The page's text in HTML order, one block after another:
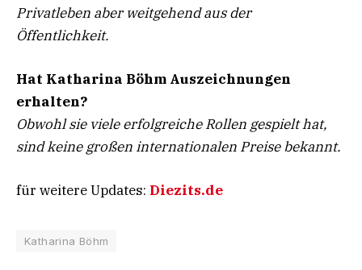
Privatleben aber weitgehend aus der
Öffentlichkeit.
Hat Katharina Böhm Auszeichnungen
erhalten?
Obwohl sie viele erfolgreiche Rollen gespielt hat,
sind keine großen internationalen Preise bekannt.
für weitere Updates: Diezits.de
Katharina Böhm